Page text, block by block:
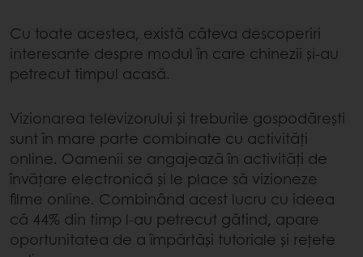
Cu toate acestea, există câteva descoperiri
interesante despre modul în care chinezii și-au
petrecut timpul acasă.
Vizionarea televizorului și treburile gospodărești
sunt în mare parte combinate cu activități
online. Oamenii se angajează în activități de
învățare electronică și le place să vizioneze
filme online. Combinând acest lucru cu ideea
că 44% din timp l-au petrecut gătind, apare
oportunitatea de a împărtăși tutoriale și rețete